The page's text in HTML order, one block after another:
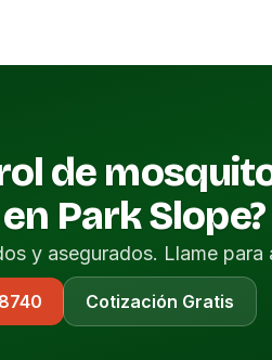
de
Park Slope?
y asegurados. Llame para
Cotización Gratis